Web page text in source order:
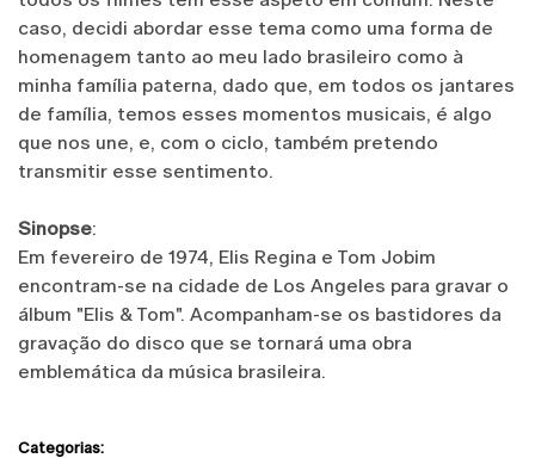
caso, decidi abordar esse tema como uma forma de
homenagem tanto ao meu lado brasileiro como à
minha família paterna, dado que, em todos os jantares
de família, temos esses momentos musicais, é algo
que nos une, e, com o ciclo, também pretendo
transmitir esse sentimento.
Sinopse:
Em fevereiro de 1974, Elis Regina e Tom Jobim
encontram-se na cidade de Los Angeles para gravar o
álbum "Elis & Tom". Acompanham-se os bastidores da
gravação do disco que se tornará uma obra
emblemática da música brasileira.
Categorias: